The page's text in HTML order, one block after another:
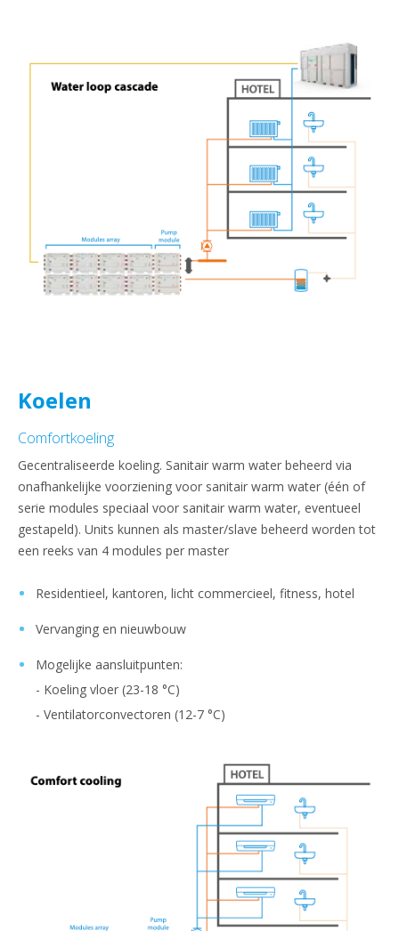
Koelen
Comfortkoeling
Gecentraliseerde koeling. Sanitair warm water beheerd via
onafhankelijke voorziening voor sanitair warm water (één of
serie modules speciaal voor sanitair warm water, eventueel
gestapeld). Units kunnen als master/slave beheerd worden tot
een reeks van 4 modules per master
Residentieel, kantoren, licht commercieel, fitness, hotel
Vervanging en nieuwbouw
Mogelijke aansluitpunten:
- Koeling vloer (23-18 °C)
- Ventilatorconvectoren (12-7 °C)